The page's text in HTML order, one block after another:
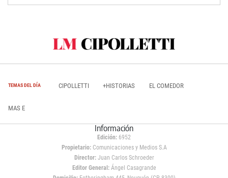
TEMAS DEL DÍA CIPOLLETTI +HISTORIAS EL COMEDOR
MAS E
Información
Edición: 6952
Propietario:Comunicaciones y Medios S.A
Director: Juan Carlos Schroeder
Editor General:Ángel Casagrande